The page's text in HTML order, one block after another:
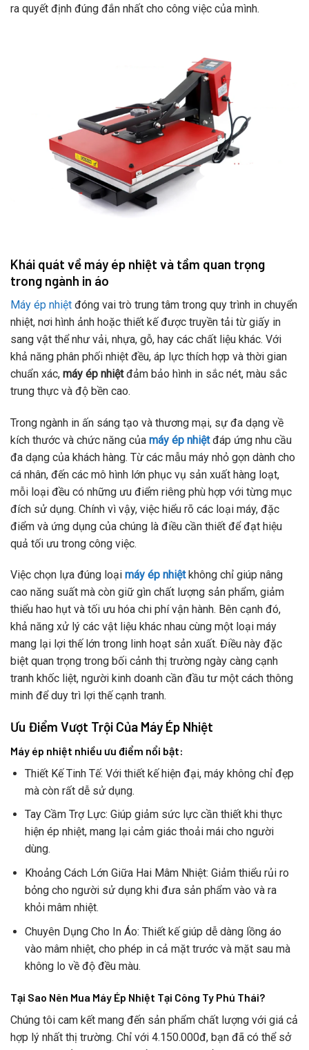
ra quyết định đúng đắn nhất cho công việc của mình.
Khái quát về máy ép nhiệt và tầm quan trọng
trong ngành in áo
Máy ép nhiệt đóng vai trò trung tâm trong quy trình in chuyển
nhiệt, nơi hình ảnh hoặc thiết kế được truyền tải từ giấy in
sang vật thể như vải, nhựa, gỗ, hay các chất liệu khác. Với
khả năng phân phối nhiệt đều, áp lực thích hợp và thời gian
chuẩn xác, máy ép nhiệtđảm bảo hình in sắc nét, màu sắc
trung thực và độ bền cao.
Trong ngành in ấn sáng tạo và thương mại, sự đa dạng về
kích thước và chức năng của máy ép nhiệtđáp ứng nhu cầu
đa dạng của khách hàng. Từ các mẫu máy nhỏ gọn dành cho
cá nhân, đến các mô hình lớn phục vụ sản xuất hàng loạt,
mỗi loại đều có những ưu điểm riêng phù hợp với từng mục
đích sử dụng. Chính vì vậy, việc hiểu rõ các loại máy, đặc
điểm và ứng dụng của chúng là điều cần thiết để đạt hiệu
quả tối ưu trong công việc.
Việc chọn lựa đúng loại máy ép nhiệtkhông chỉ giúp nâng
cao năng suất mà còn giữ gìn chất lượng sản phẩm, giảm
thiểu hao hụt và tối ưu hóa chi phí vận hành. Bên cạnh đó,
khả năng xử lý các vật liệu khác nhau cùng một loại máy
mang lại lợi thế lớn trong linh hoạt sản xuất. Điều này đặc
biệt quan trọng trong bối cảnh thị trường ngày càng cạnh
tranh khốc liệt, người kinh doanh cần đầu tư một cách thông
minh để duy trì lợi thế cạnh tranh.
Ưu Điểm Vượt Trội Của Máy Ép Nhiệt
Máy ép nhiệt nhiều ưu điểm nổi bật:
Thiết Kế Tinh Tế: Với thiết kế hiện đại, máy không chỉ đẹp
mà còn rất dễ sử dụng.
Tay Cầm Trợ Lực: Giúp giảm sức lực cần thiết khi thực
hiện ép nhiệt, mang lại cảm giác thoải mái cho người
dùng.
Khoảng Cách Lớn Giữa Hai Mâm Nhiệt: Giảm thiểu rủi ro
bỏng cho người sử dụng khi đưa sản phẩm vào và ra
khỏi mâm nhiệt.
Chuyên Dụng Cho In Áo: Thiết kế giúp dễ dàng lồng áo
vào mâm nhiệt, cho phép in cả mặt trước và mặt sau mà
không lo về độ đều màu.
Tại Sao Nên Mua Máy Ép Nhiệt Tại Công Ty Phú Thái?
Chúng tôi cam kết mang đến sản phẩm chất lượng với giá cả
hợp lý nhất thị trường. Chỉ với 4.150.000đ, bạn đã có thể sở